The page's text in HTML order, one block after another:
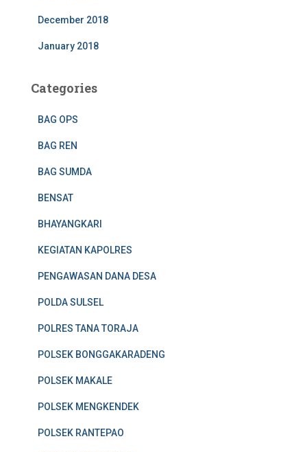
December 2018
January 2018
Categories
BAG OPS
BAG REN
BAG SUMDA
BENSAT
BHAYANGKARI
KEGIATAN KAPOLRES
PENGAWASAN DANA DESA
POLDA SULSEL
POLRES TANA TORAJA
POLSEK BONGGAKARADENG
POLSEK MAKALE
POLSEK MENGKENDEK
POLSEK RANTEPAO